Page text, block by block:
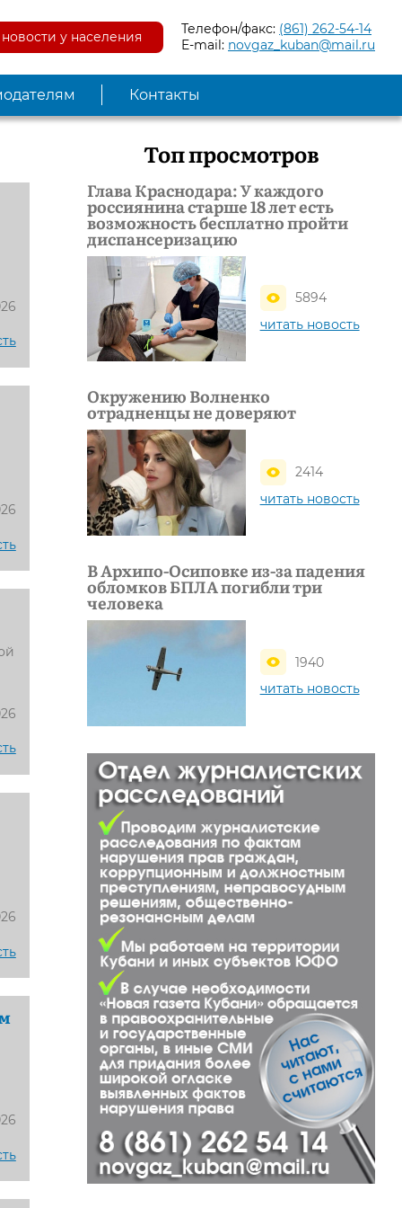
у населения Телефон/факс: (861) 262-54-14
E-mail: novgaz_kuban@mail.ru
Контакты
Топ просмотров
Глава Краснодара: У каждого
россиянина старше 18 лет есть
возможность бесплатно пройти
диспансеризацию
5894
читать новость
Окружению Волненко
отрадненцы не доверяют
2414
читать новость
В Архипо-Осиповке из-за падения
обломков БПЛА погибли три
человека
1940
читать новость